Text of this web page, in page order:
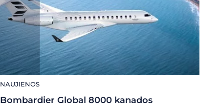
NAUJIENOS
Bombardier Global 8000 kanados